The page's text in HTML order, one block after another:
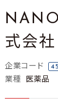
式会社
企業コード
業種
医薬品